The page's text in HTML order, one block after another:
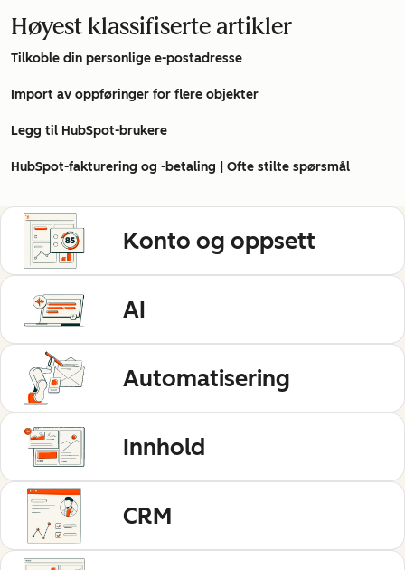
Høyest klassifiserte artikler
Tilkoble din personlige e-postadresse
Import av oppføringer for flere objekter
Legg til HubSpot-brukere
HubSpot-fakturering og -betaling | Ofte stilte spørsmål
Konto og oppsett
AI
Automatisering
Innhold
CRM